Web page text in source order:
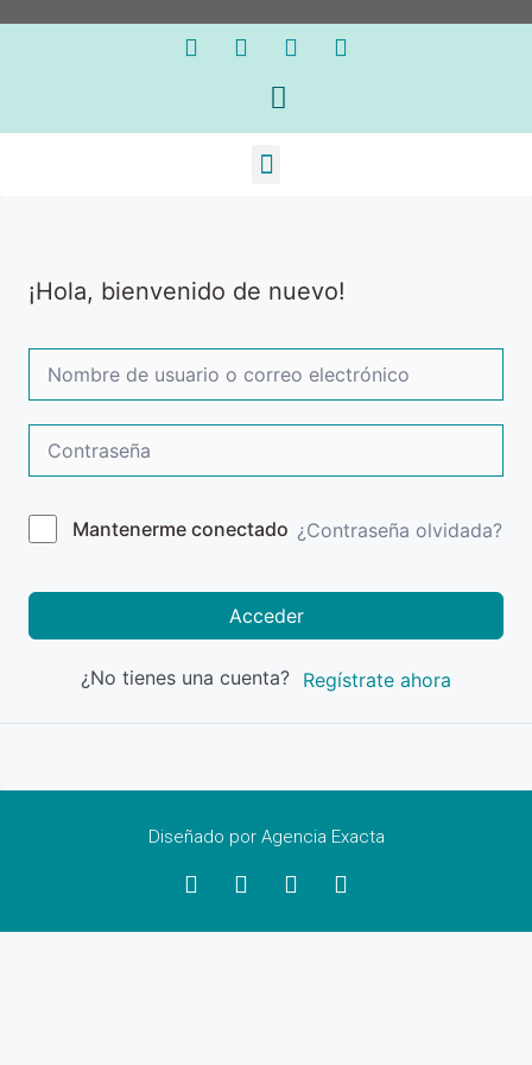
¡Hola, bienvenido de nuevo!
Mantenerme conectado ¿Contraseña olvidada?
Acceder
¿No tienes una cuenta? Regístrate ahora
Diseñado por Agencia Exacta